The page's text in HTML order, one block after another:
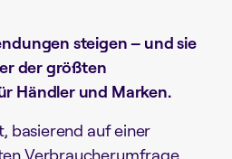
steigen – und sie
der größten
Händler und Marken.
basierend auf einer
Verbraucherumfrage,